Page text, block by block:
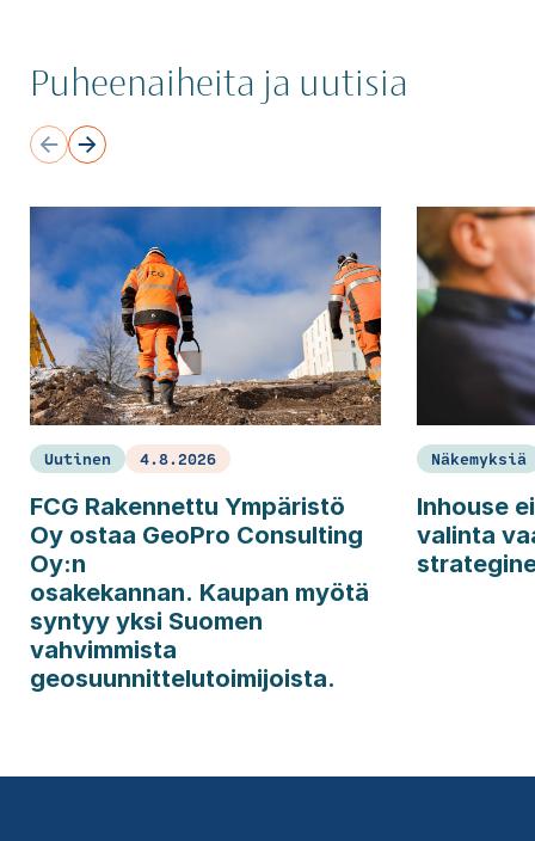
Puheenaiheita ja uutisia
Uutinen 4.8.2026
FCG Rakennettu Ympäristö
Oy ostaa GeoPro Consulting
Oy:n
osakekannan. Kaupan myötä
syntyy yksi Suomen
vahvimmista
geosuunnittelutoimijoista.
Näkemyksiä
Inhouse
valinta